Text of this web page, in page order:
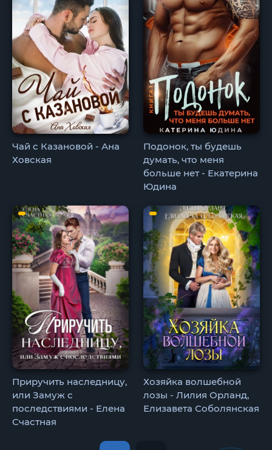
Чай с Казановой - Ана
Ховская
Подонок, ты будешь
думать, что меня
больше нет - Екатерина
Юдина
Приручить наследницу,
или Замуж с
последствиями - Елена
Счастная
Хозяйка волшебной
лозы - Лилия Орланд,
Елизавета Соболянская